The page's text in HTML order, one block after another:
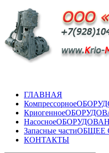
ГЛАВНАЯ
Компрессорное
Криогенное
Насосное
Запасные частиОБЩЕЕ
КОНТАКТЫ